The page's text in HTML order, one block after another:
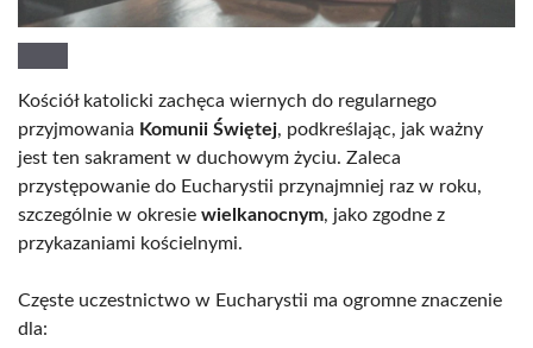
Kościół katolicki zachęca wiernych do regularnego
przyjmowania Komunii Świętej, podkreślając, jak ważny
jest ten sakrament w duchowym życiu. Zaleca
przystępowanie do Eucharystii przynajmniej raz w roku,
szczególnie w okresie wielkanocnym, jako zgodne z
przykazaniami kościelnymi.
Częste uczestnictwo w Eucharystii ma ogromne znaczenie
dla: